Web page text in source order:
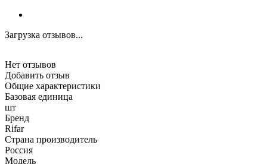
Загрузка отзывов...
Нет отзывов
Добавить отзыв
Общие характеристики
Базовая единица
шт
Бренд
Rifar
Страна производитель
Россия
Модель